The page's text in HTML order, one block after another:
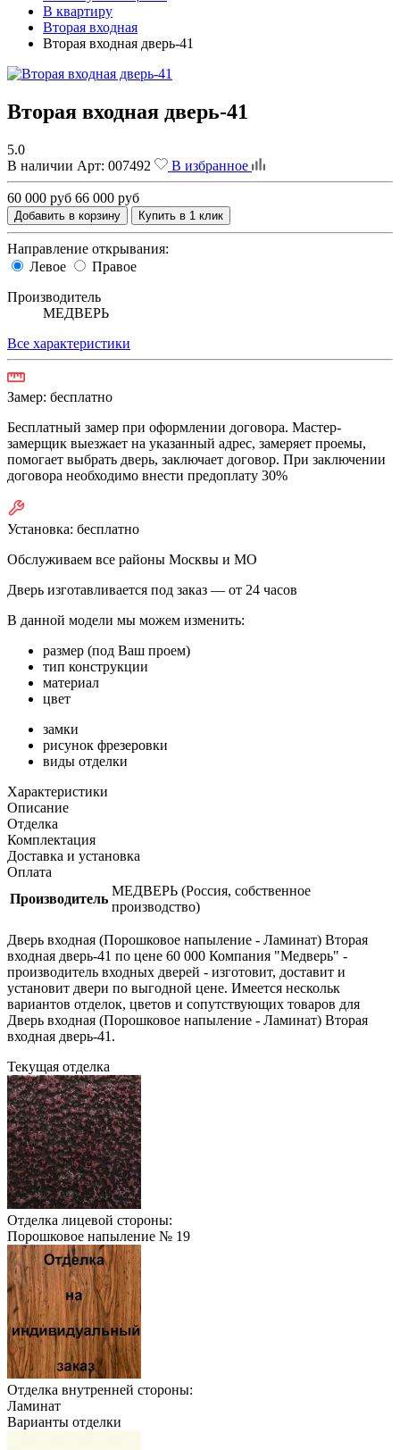
В квартиру
Вторая входная
Вторая входная дверь-41
Вторая входная дверь-41
5.0
В наличии Арт: 007492 В избранное
60 000 руб 66 000 руб
Добавить в корзину Купить в 1 клик
Направление открывания:
Левое
Правое
Производитель
МЕДВЕРЬ
Все характеристики
Замер: бесплатно
Бесплатный замер при оформлении договора. Мастер-
замерщик выезжает на указанный адрес, замеряет проемы,
помогает выбрать дверь, заключает договор. При заключении
договора необходимо внести предоплату 30%
Установка: бесплатно
Обслуживаем все районы Москвы и МО
Дверь изготавливается под заказ — от 24 часов
В данной модели мы можем изменить:
размер (под Ваш проем)
тип конструкции
материал
цвет
замки
рисунок фрезеровки
виды отделки
Характеристики
Описание
Отделка
Комплектация
Доставка и установка
Оплата
Производитель
МЕДВЕРЬ (Россия, собственное
производство)
Дверь входная (Порошковое напыление - Ламинат) Вторая
входная дверь-41 по цене 60 000 Компания "Медверь" -
производитель входных дверей - изготовит, доставит и
установит двери по выгодной цене. Имеется нескольк
вариантов отделок, цветов и сопутствующих товаров для
Дверь входная (Порошковое напыление - Ламинат) Вторая
входная дверь-41.
Текущая отделка
Отделка лицевой стороны:
Порошковое напыление № 19
Отделка внутренней стороны:
Ламинат
Варианты отделки